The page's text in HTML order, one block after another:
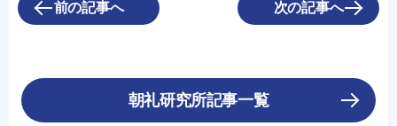
前の記事へ 次の記事へ
朝礼研究所記事一覧